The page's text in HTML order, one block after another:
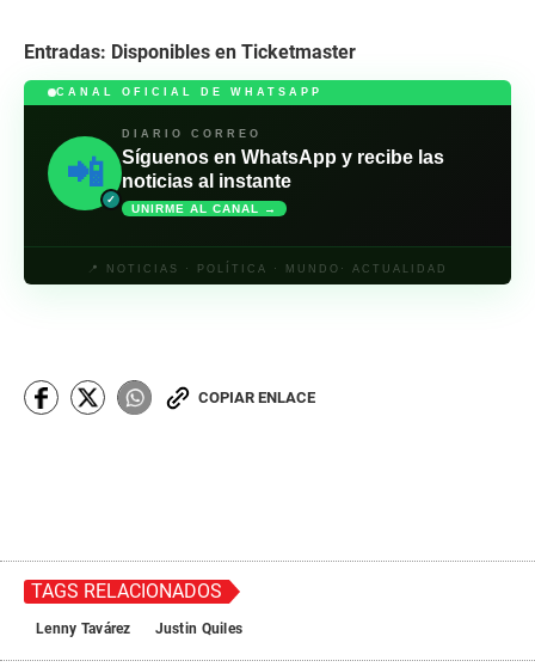
Entradas: Disponibles en Ticketmaster
CANAL OFICIAL DE WHATSAPP
📲
✓
DIARIO CORREO
Síguenos en WhatsApp y recibe las
noticias al instante
UNIRME AL CANAL →
📍 NOTICIAS · POLÍTICA · MUNDO· ACTUALIDAD
COPIAR ENLACE
TAGS RELACIONADOS
Lenny Tavárez Justin Quiles